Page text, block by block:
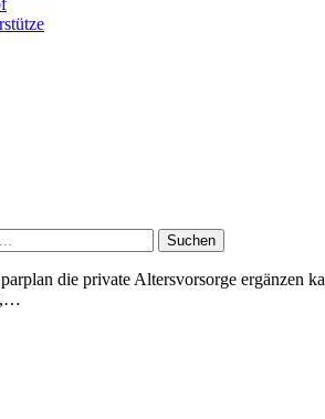
Suchen
die private Altersvorsorge ergänzen